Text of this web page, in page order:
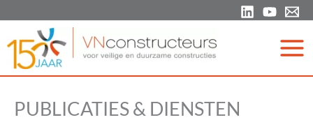
de
inhoud
PUBLICATIES & DIENSTEN